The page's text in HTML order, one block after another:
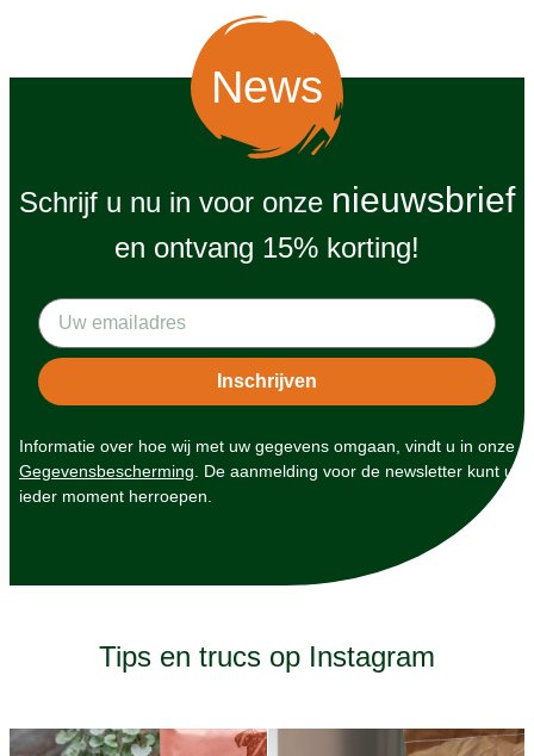
News
Schrijf u nu in voor onze nieuwsbrief
en ontvang 15% korting!
Informatie over hoe wij met uw gegevens omgaan, vindt u in onze
Gegevensbescherming . De aanmelding voor de newsletter kunt u
ieder moment herroepen.
Tips en trucs op Instagram